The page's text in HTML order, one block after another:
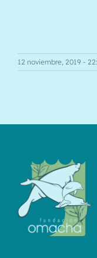
12 noviembre, 2019 -